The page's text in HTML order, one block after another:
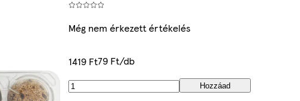
Még nem érkezett értékelés
1419 Ft79 Ft/db
Hozzáad